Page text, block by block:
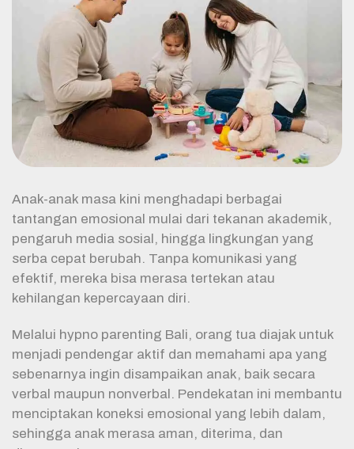
Anak-anak masa kini menghadapi berbagai
tantangan emosional mulai dari tekanan akademik,
pengaruh media sosial, hingga lingkungan yang
serba cepat berubah. Tanpa komunikasi yang
efektif, mereka bisa merasa tertekan atau
kehilangan kepercayaan diri.
Melalui hypno parenting Bali, orang tua diajak untuk
menjadi pendengar aktif dan memahami apa yang
sebenarnya ingin disampaikan anak, baik secara
verbal maupun nonverbal. Pendekatan ini membantu
menciptakan koneksi emosional yang lebih dalam,
sehingga anak merasa aman, diterima, dan